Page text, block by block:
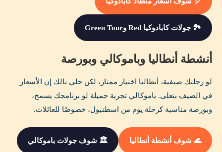
🏞️ جولات كابادوكيا Red وGreen Tour
أنشطة أنطاليا وباموكالي وبورصة
لو رحلتك صيفية، أنطاليا اختيار ممتاز، لكن خلي بالك إن الأسعار
في الصيف بتعلى. باموكالي تجربة جميلة لو برنامجك يسمح،
وبورصة مناسبة كرحلة يوم من اسطنبول، خصوصًا للعائلات.
🌊 شوف أنشطة أنطاليا 🏛️ شوف جولات باموكالي